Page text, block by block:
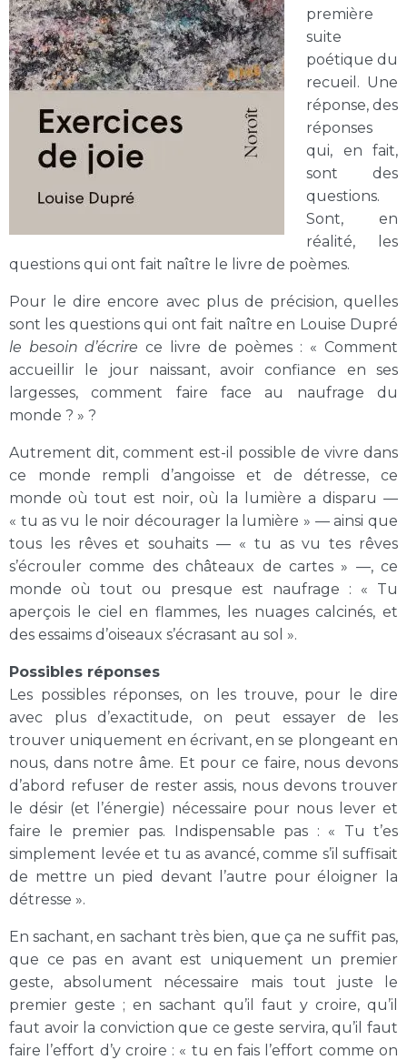
première
suite
poétique du
recueil. Une
réponse, des
réponses
qui, en fait,
sont des
questions.
Sont, en
réalité, les
questions qui ont fait naître le livre de poèmes.
Pour le dire encore avec plus de précision, quelles
sont les questions qui ont fait naître en Louise Dupré
le besoin d’écrire ce livre de poèmes : « Comment
accueillir le jour naissant, avoir confiance en ses
largesses, comment faire face au naufrage du
monde ? » ?
Autrement dit, comment est-il possible de vivre dans
ce monde rempli d’angoisse et de détresse, ce
monde où tout est noir, où la lumière a disparu —
« tu as vu le noir décourager la lumière » — ainsi que
tous les rêves et souhaits — « tu as vu tes rêves
s’écrouler comme des châteaux de cartes » —, ce
monde où tout ou presque est naufrage : « Tu
aperçois le ciel en flammes, les nuages calcinés, et
des essaims d’oiseaux s’écrasant au sol ».
Possibles réponses
Les possibles réponses, on les trouve, pour le dire
avec plus d’exactitude, on peut essayer de les
trouver uniquement en écrivant, en se plongeant en
nous, dans notre âme. Et pour ce faire, nous devons
d’abord refuser de rester assis, nous devons trouver
le désir (et l’énergie) nécessaire pour nous lever et
faire le premier pas. Indispensable pas : « Tu t’es
simplement levée et tu as avancé, comme s’il suffisait
de mettre un pied devant l’autre pour éloigner la
détresse ».
En sachant, en sachant très bien, que ça ne suffit pas,
que ce pas en avant est uniquement un premier
geste, absolument nécessaire mais tout juste le
premier geste ; en sachant qu’il faut y croire, qu’il
faut avoir la conviction que ce geste servira, qu’il faut
faire l’effort d’y croire : « tu en fais l’effort comme on